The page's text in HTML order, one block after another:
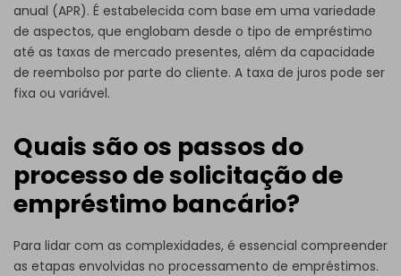
Clique para baixar e usar este modelo.
anual (APR). É estabelecida com base em uma variedade
de aspectos, que englobam desde o tipo de empréstimo
até as taxas de mercado presentes, além da capacidade
de reembolso por parte do cliente. A taxa de juros pode ser
fixa ou variável.
Quais são os passos do
processo de solicitação de
empréstimo bancário?
Para lidar com as complexidades, é essencial compreender
as etapas envolvidas no processamento de empréstimos.